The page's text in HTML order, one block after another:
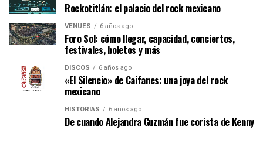
Rockotitlán: el palacio del rock mexicano
VENUES 6 años ago
Foro Sol: cómo llegar, capacidad, conciertos,
festivales, boletos y más
DISCOS 6 años ago
«El Silencio» de Caifanes: una joya del rock
mexicano
HISTORIAS 6 años ago
De cuando Alejandra Guzmán fue corista de Kenny